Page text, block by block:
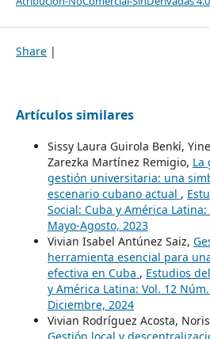
Share |
Artículos similares
Sissy Laura Guirola Benkí,
Zarezka Martínez Remigio, La
gestión universitaria: una
escenario cubano actual ,
Social: Cuba y América
Mayo-Agosto, 2023
Vivian Isabel Antúnez Saiz,
herramienta esencial para
efectiva en Cuba , Estudios
y América Latina: Vol. 12
Diciembre, 2024
Vivian Rodríguez Acosta,
Gestión local y